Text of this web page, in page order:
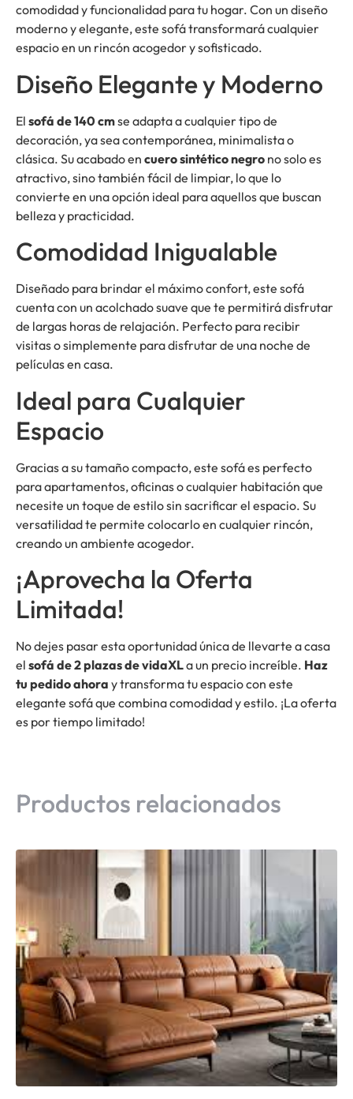
comodidad y funcionalidad para tu hogar. Con un diseño
moderno y elegante, este sofá transformará cualquier
espacio en un rincón acogedor y sofisticado.
Diseño Elegante y Moderno
El sofá de 140 cmse adapta a cualquier tipo de
decoración, ya sea contemporánea, minimalista o
clásica. Su acabado en cuero sintético negro no solo es
atractivo, sino también fácil de limpiar, lo que lo
convierte en una opción ideal para aquellos que buscan
belleza y practicidad.
Comodidad Inigualable
Diseñado para brindar el máximo confort, este sofá
cuenta con un acolchado suave que te permitirá disfrutar
de largas horas de relajación. Perfecto para recibir
visitas o simplemente para disfrutar de una noche de
películas en casa.
Ideal para Cualquier
Espacio
Gracias a su tamaño compacto, este sofá es perfecto
para apartamentos, oficinas o cualquier habitación que
necesite un toque de estilo sin sacrificar el espacio. Su
versatilidad te permite colocarlo en cualquier rincón,
creando un ambiente acogedor.
¡Aprovecha la Oferta
Limitada!
No dejes pasar esta oportunidad única de llevarte a casa
el sofá de 2 plazas de vidaXLa un precio increíble. Haz
tu pedido ahora y transforma tu espacio con este
elegante sofá que combina comodidad y estilo. ¡La oferta
es por tiempo limitado!
Productos relacionados